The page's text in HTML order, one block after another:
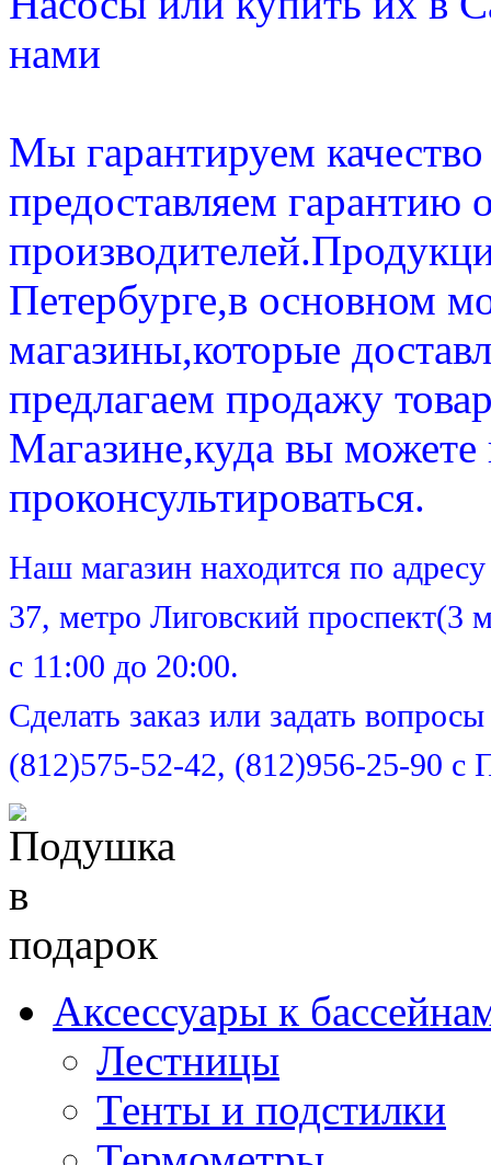
нами
Мы гарантируем качество
предоставляем гарантию
Петербурге,в основном
магазины,которые
предлагаем продажу
Магазине,куда вы
проконсультироваться.
Наш магазин находится по
37, метро Лиговский
с 11:00 до 20:00.
Сделать заказ или задать
(812)575-52-42, (812)956-25-90
Аксессуары к
Лестницы
Тенты и подстилки